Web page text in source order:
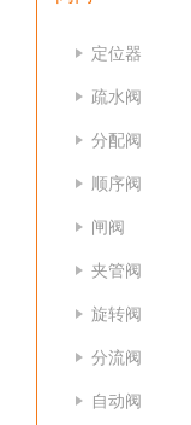
定位器
疏水阀
分配阀
顺序阀
闸阀
夹管阀
旋转阀
分流阀
自动阀